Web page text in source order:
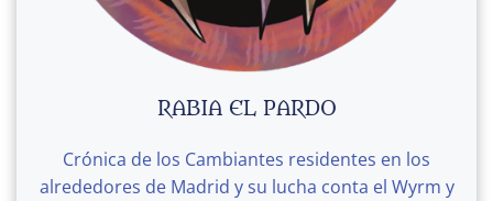
RABIA EL PARDO
Crónica de los Cambiantes residentes en los
alrededores de Madrid y su lucha conta el Wyrm y